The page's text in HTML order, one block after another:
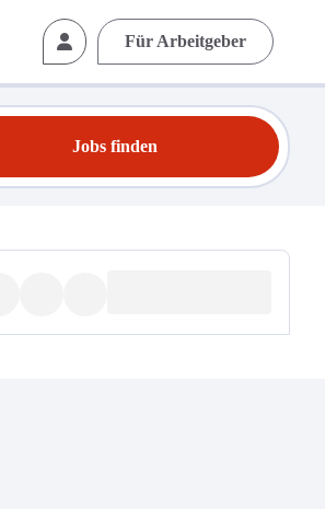
Für Arbeitgeber
Jobs finden